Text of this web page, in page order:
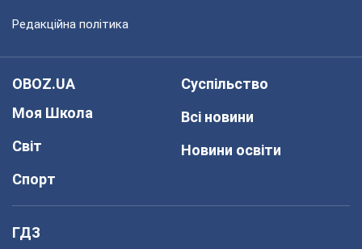
Редакційна політика
OBOZ.UA
Моя Школа
Світ
Спорт
Суспільство
Всі новини
Новини освіти
ГДЗ